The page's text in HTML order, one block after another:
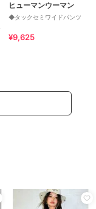
ヒューマンウーマン
◆タックセミワイドパンツ
¥9,625